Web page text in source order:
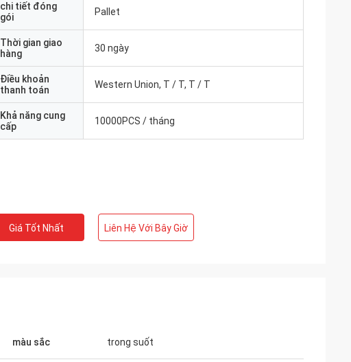
chi tiết đóng
gói
Pallet
Thời gian giao
hàng
30 ngày
Điều khoản
thanh toán
Western Union, T / T, T / T
Khả năng cung
cấp
10000PCS / tháng
Giá Tốt Nhất Liên Hệ Với Bây Giờ
màu sắc trong suốt